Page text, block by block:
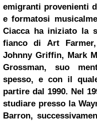
emigranti provenienti
e formatosi
Ciacca ha iniziato la
fianco di Art
Johnny Griffin, Mark
Grossman, suo
spesso, e con il
partire dal 1990. Nel
studiare presso la
Barron,